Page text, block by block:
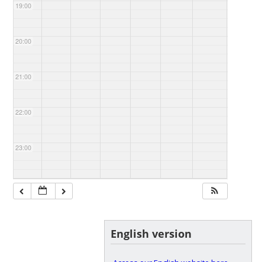
19:00
20:00
21:00
22:00
23:00
English version